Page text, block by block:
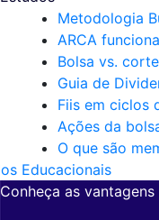
Metodologia
ARCA
Bolsa vs.
Guia de
Fiis em ciclos
Ações da
O que são
Educacionais
Conheça as